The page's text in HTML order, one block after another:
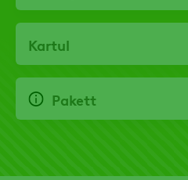
Kartul
Pakett